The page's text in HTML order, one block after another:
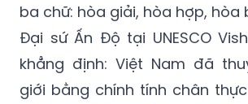
ba chữ: hòa giải, hòa hợp, hòa
Đại sứ Ấn Độ tại UNESCO
khẳng định: Việt Nam đã
giới bằng chính tính chân